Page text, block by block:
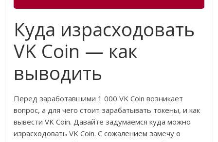
Куда израсходовать
VK Coin — как
выводить
Перед заработавшими 1 000 VK Coin возникает
вопрос, а для чего стоит зарабатывать токены, и как
вывести VK Coin. Давайте задумаемся куда можно
израсходовать VK Coin. С сожалением замечу о